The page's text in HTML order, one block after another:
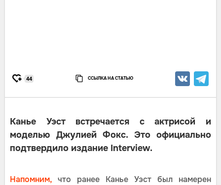
44 ССЫЛКА НА СТАТЬЮ
Канье Уэст встречается с актрисой и
моделью Джулией Фокс. Это официально
подтвердило издание Interview.
Напомним, что ранее Канье Уэст был намерен